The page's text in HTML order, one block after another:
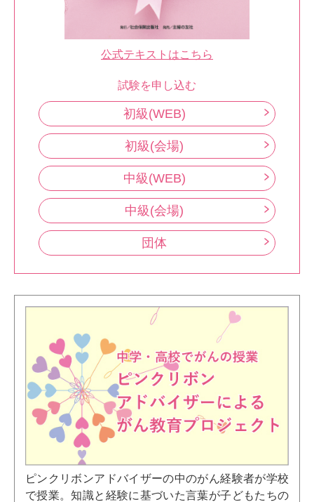
公式テキストはこちら
試験を申し込む
初級(WEB)
初級(会場)
中級(WEB)
中級(会場)
団体
ピンクリボンアドバイザーの中のがん経験者が学校
で授業。知識と経験に基づいた言葉が子どもたちの